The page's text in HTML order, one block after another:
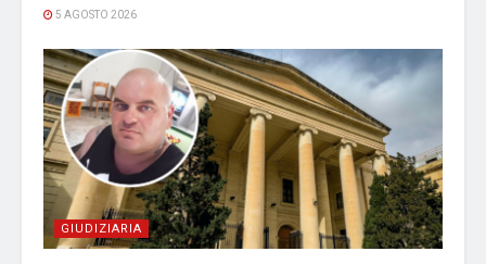
5 AGOSTO 2026
GIUDIZIARIA